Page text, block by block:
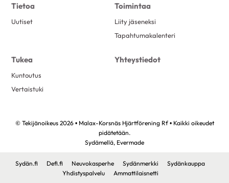
Tietoa
Uutiset
Toimintaa
Liity jäseneksi
Tapahtumakalenteri
Tukea
Kuntoutus
Vertaistuki
Yhteystiedot
© Tekijänoikeus 2026 • Malax-Korsnäs Hjärtförening Rf • Kaikki oikeudet
pidätetään.
Sydämellä, Evermade
Sydän.fi Defi.fi Neuvokasperhe Sydänmerkki
Sydänkauppa
Yhdistyspalvelu
Ammattilaisnetti